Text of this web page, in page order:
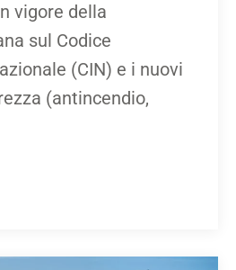
vigore della
sul Codice
(CIN) e i nuovi
(antincendio,